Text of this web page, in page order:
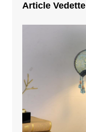
Article Vedette